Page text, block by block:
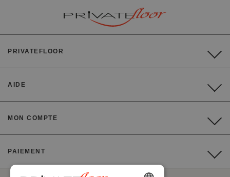
PRIVATEFLOOR
AIDE
MON COMPTE
PAIEMENT